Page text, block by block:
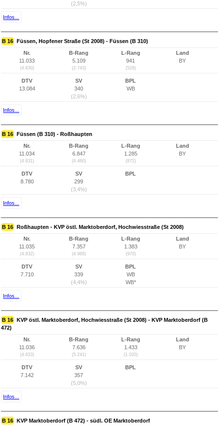
(2,5%)
Infos...
B 16 Füssen, Hopfener Straße (St 2008) - Füssen (B 310)
Nr.
11.033
(4.830)
B-Rang
5.109
(2.743)
L-Rang
941
(528)
Land
BY
DTV
13.084
SV
340
(2,6%)
BPL
WB
Infos...
B 16 Füssen (B 310) - Roßhaupten
Nr.
11.034
(4.831)
B-Rang
6.847
(4.460)
L-Rang
1.285
(872)
Land
BY
DTV
8.780
SV
299
(3,4%)
BPL
Infos...
B 16 Roßhaupten - KVP östl. Marktoberdorf, Hochwiesstraße (St 2008)
Nr.
11.035
(4.832)
B-Rang
7.357
(4.968)
L-Rang
1.383
(970)
Land
BY
DTV
7.710
SV
339
(4,4%)
BPL
WB
WB*
Infos...
B 16 KVP östl. Marktoberdorf, Hochwiesstraße (St 2008) - KVP Marktoberdorf (B
472)
Nr.
11.036
(4.833)
B-Rang
7.636
(5.241)
L-Rang
1.433
(1.020)
Land
BY
DTV
7.142
SV
357
(5,0%)
BPL
Infos...
B 16 KVP Marktoberdorf (B 472) - südl. OE Marktoberdorf